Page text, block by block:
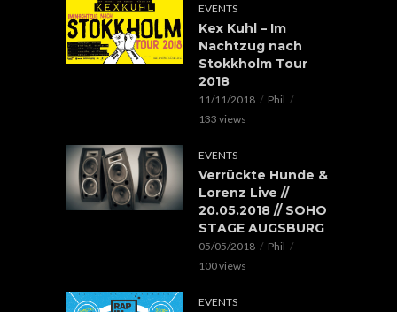
EVENTS
Kex Kuhl – Im
Nachtzug nach
Stokkholm Tour
2018
11/11/2018
Phil
133 views
EVENTS
Verrückte Hunde &
Lorenz Live //
20.05.2018 // SOHO
STAGE AUGSBURG
05/05/2018
Phil
100 views
EVENTS